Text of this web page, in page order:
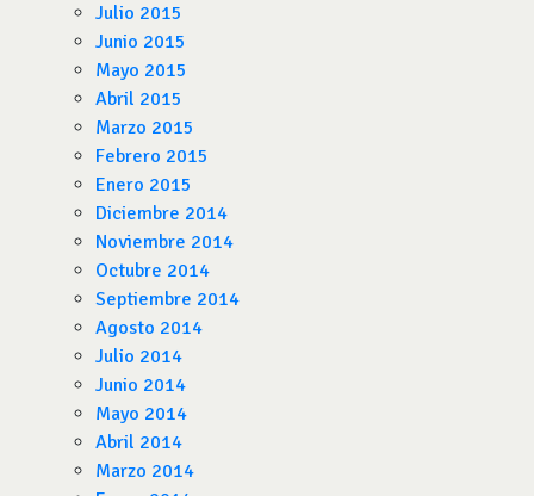
Julio 2015
Junio 2015
Mayo 2015
Abril 2015
Marzo 2015
Febrero 2015
Enero 2015
Diciembre 2014
Noviembre 2014
Octubre 2014
Septiembre 2014
Agosto 2014
Julio 2014
Junio 2014
Mayo 2014
Abril 2014
Marzo 2014